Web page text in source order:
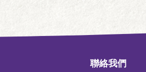
聯絡我們